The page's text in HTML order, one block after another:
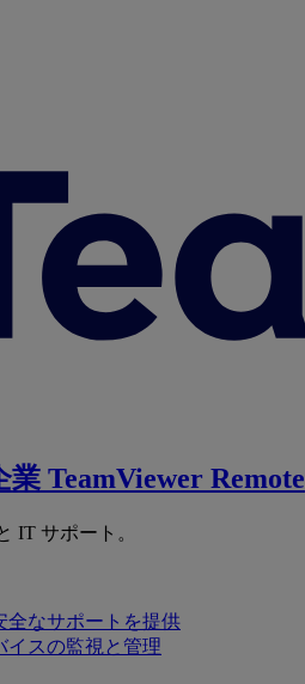
業 TeamViewer Remote
IT サポート。
全なサポートを提供
イスの監視と管理